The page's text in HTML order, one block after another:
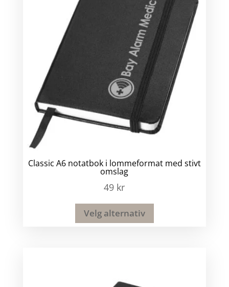
Classic A6 notatbok i lommeformat med stivt
omslag
49 kr
Velg alternativ